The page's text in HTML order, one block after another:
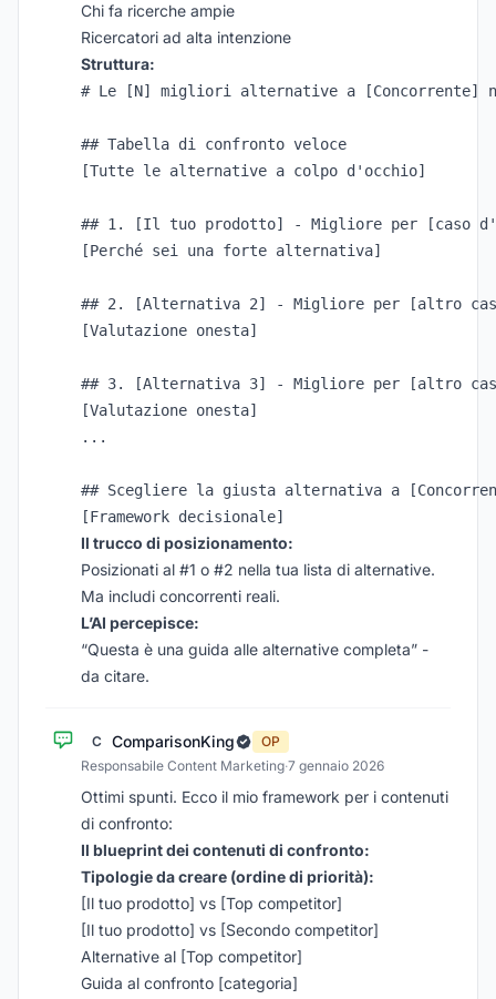
Chi fa ricerche ampie
Ricercatori ad alta intenzione
Struttura:
# Le [N] migliori alternative a [Concorrente]
## Tabella di confronto veloce
[Tutte le alternative a colpo d'occhio]
## 1. [Il tuo prodotto] - Migliore per [caso
[Perché sei una forte alternativa]
## 2. [Alternativa 2] - Migliore per [altro
[Valutazione onesta]
## 3. [Alternativa 3] - Migliore per [altro
[Valutazione onesta]
...
## Scegliere la giusta alternativa a
Il trucco di posizionamento:
Posizionati al #1 o #2 nella tua lista di alternative.
Ma includi concorrenti reali.
L’AI percepisce:
“Questa è una guida alle alternative completa” -
da citare.
C ComparisonKing
OP
Responsabile Content Marketing·7 gennaio 2026
Ottimi spunti. Ecco il mio framework per i contenuti
di confronto:
Il blueprint dei contenuti di confronto:
Tipologie da creare (ordine di priorità):
[Il tuo prodotto] vs [Top competitor]
[Il tuo prodotto] vs [Secondo competitor]
Alternative al [Top competitor]
Guida al confronto [categoria]